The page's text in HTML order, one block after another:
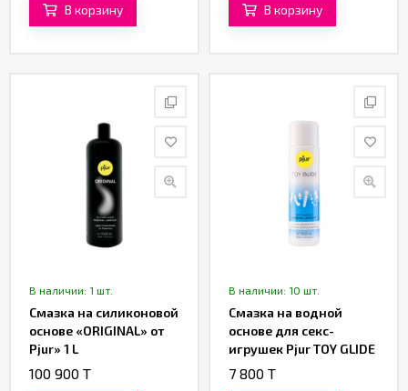
В корзину В корзину
В наличии: 1 шт.
Смазка на силиконовой
основе «ORIGINAL» от
Pjur» 1 L
100 900 T
В наличии: 10 шт.
Смазка на водной
основе для секс-
игрушек Pjur TOY GLIDE
7 800 T